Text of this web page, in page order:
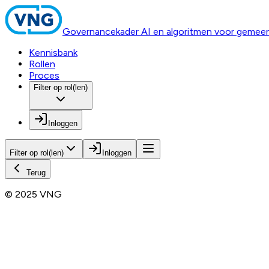
Governancekader AI en algoritmen voor
Kennisbank
Rollen
Proces
Filter op rol(len)
Inloggen
Filter op rol(len) Inloggen
Terug
© 2025 VNG